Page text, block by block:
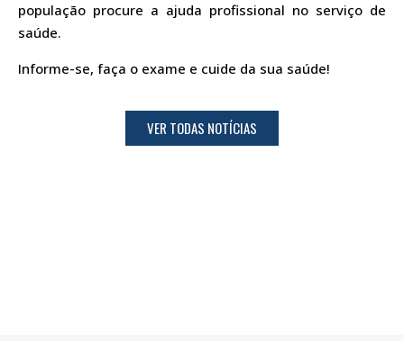
população procure a ajuda profissional no serviço de
saúde.
Informe-se, faça o exame e cuide da sua saúde!
VER TODAS NOTÍCIAS